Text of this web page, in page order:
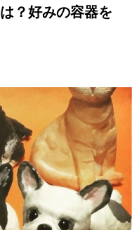
？好みの容器を